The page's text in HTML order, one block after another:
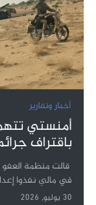
أخبار وتقارير
أمنستي
باقتراف
قالت منظمة
في مالي نفذوا
30 يوليو, 2026